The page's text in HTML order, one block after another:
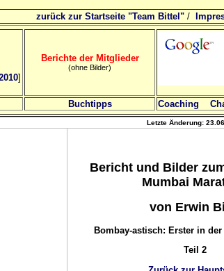
zurück zur Startseite "Team Bittel"/
]
Berichte der Mitglieder
(ohne Bilder)
Buchtipps Coaching
Letzte Änderung:
Bericht und Bilder
Mumbai
von Erwin
Bombay-astisch: Erster in der
Teil 2